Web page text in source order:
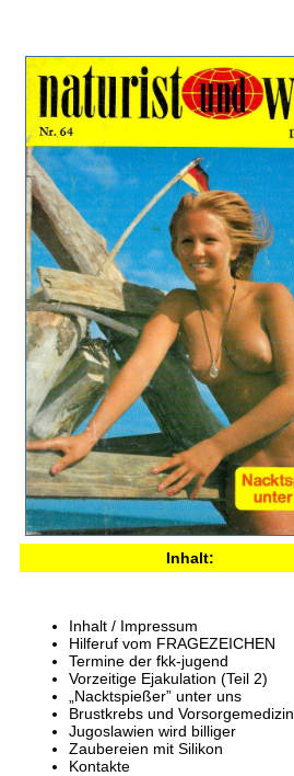
Inhalt:
Inhalt / Impressum
Hilferuf vom FRAGEZEICHEN
Termine der fkk-jugend
Vorzeitige Ejakulation (Teil 2)
„Nacktspießer” unter uns
Brustkrebs und Vorsorgemedizin
Jugoslawien wird billiger
Zaubereien mit Silikon
Kontakte